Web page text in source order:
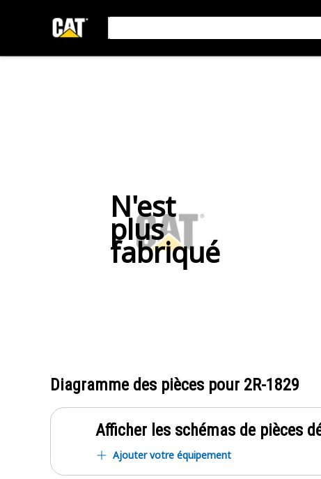
N'est
plus
fabriqué
Diagramme des pièces pour 2R-1829
Afficher les schémas de pièces
Ajouter votre équipement